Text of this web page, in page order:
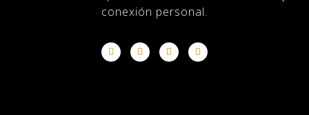
conexión personal.